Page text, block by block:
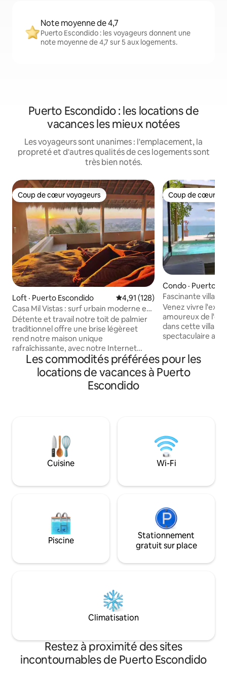
Note moyenne de 4,7
Puerto Escondido : les voyageurs donnent une
note moyenne de 4,7 sur 5 aux logements.
Puerto Escondido : les locations de
vacances les mieux notées
Les voyageurs sont unanimes : l'emplacement, la
propreté et d'autres qualités de ces logements sont
très bien notés.
Coup de cœur voyageurs
Coup de cœur voyageurs
Loft · Puerto Escondido Note moyenne de 4,91 sur 5,
4,91 (128)
Casa Mil Vistas : surf urbain moderne et
nature
Détente et travail notre toit de palmier
traditionnel offre une brise légèreet
rend notre maison unique
rafraîchissante, avec notre Internet
Starlink un endroit parfait pour travailler
Moderne et nature Profitez d'une vie
minimaliste et durable avec une vue
imprenable sur la ville, les montagnes,
maison et voisins sympathiques et une
belle nature autour de la maison. PM ME
POUR PLUS DE TIPP
Coup de cœur
Coup de cœur
Condo · Puerto
Fascinante villa
Escondida
Venez vivre
amoureux de
dans cette villa.
spectaculaire
pouvez apprécier
Zicatela et
qui éclaboussent
Rinconada".
Les commodités préférées pour les
locations de vacances à Puerto
Escondido
Cuisine Wi-Fi
Piscine
Stationnement
gratuit sur place
Climatisation
Restez à proximité des sites
incontournables de Puerto Escondido